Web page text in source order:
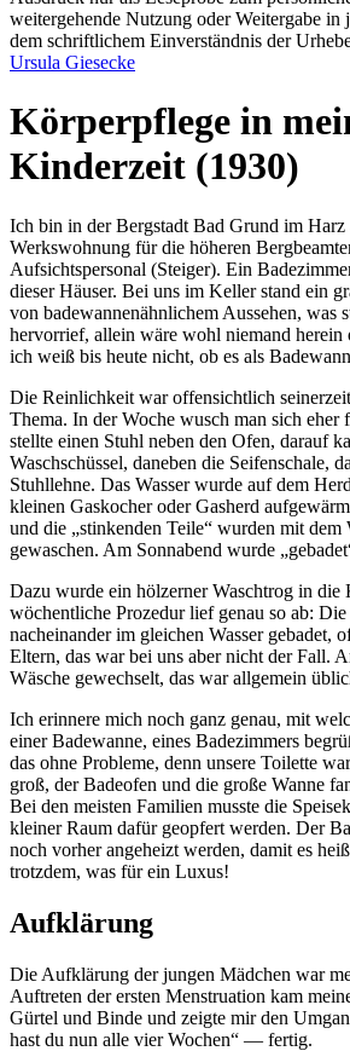
weitergehende Nutzung oder Weitergabe
dem schriftlichem Einverständnis der
Ursula Giesecke
Körperpflege in
Kinderzeit (1930)
Ich bin in der Bergstadt Bad Grund im Harz
Werkswohnung für die höheren
Aufsichtspersonal (Steiger). Ein
dieser Häuser. Bei uns im Keller stand ein
von badewannenähnlichem Aussehen, was
hervorrief, allein wäre wohl niemand herein
ich weiß bis heute nicht, ob es als
Die Reinlichkeit war offensichtlich
Thema. In der Woche wusch man sich
stellte einen Stuhl neben den Ofen, darauf
Waschschüssel, daneben die Seifenschale,
Stuhllehne. Das Wasser wurde auf dem
kleinen Gaskocher oder Gasherd
und die
stinkenden Teile
wurden mit dem
gewaschen. Am Sonnabend wurde
gebadet
Dazu wurde ein hölzerner Waschtrog in die
wöchentliche Prozedur lief genau so ab:
nacheinander im gleichen Wasser gebadet,
Eltern, das war bei uns aber nicht der Fall.
Wäsche gewechselt, das war allgemein
Ich erinnere mich noch ganz genau, mit
einer Badewanne, eines Badezimmers
das ohne Probleme, denn unsere Toilette
groß, der Badeofen und die große Wanne
Bei den meisten Familien musste die
kleiner Raum dafür geopfert werden. Der
noch vorher angeheizt werden, damit es
trotzdem, was für ein Luxus!
Aufklärung
Die Aufklärung der jungen Mädchen war
Auftreten der ersten Menstruation kam
Gürtel und Binde und zeigte mir den
hast du nun alle vier Wochen
— fertig.